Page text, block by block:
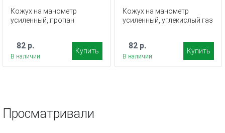
Кожух на манометр
усиленный, пропан
82 р.
В наличии
Купить
Кожух на манометр
усиленный, углекислый газ
82 р.
В наличии
Купить
Просматривали